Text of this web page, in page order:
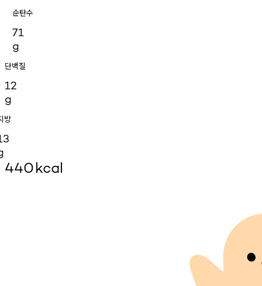
순탄수
71
g
단백질
12
g
방
440kcal